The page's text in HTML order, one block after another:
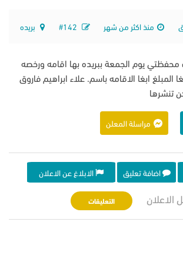
منذ اكثر من شهر بريده
يوم الجمعة ببريده بها اقامه ورخصه
المبلغ ابغا الاقامه باسم. علاء ابراهيم فاروق
تنشرها
مراسلة المعلن
الاعلان التعليقات
اضافة تعليق الابلاغ عن الاعلان